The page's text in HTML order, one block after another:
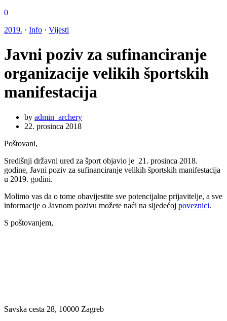
0
2019. · Info · Vijesti
Javni poziv za sufinanciranje
organizacije velikih športskih
manifestacija
by admin_archery
22. prosinca 2018
Poštovani,
Središnji državni ured za šport objavio je 21. prosinca 2018.
godine, Javni poziv za sufinanciranje velikih športskih manifestacija
u 2019. godini.
Molimo vas da o tome obavijestite sve potencijalne prijavitelje, a sve
informacije o Javnom pozivu možete naći na sljedećoj poveznici.
S poštovanjem,
Savska cesta 28, 10000 Zagreb